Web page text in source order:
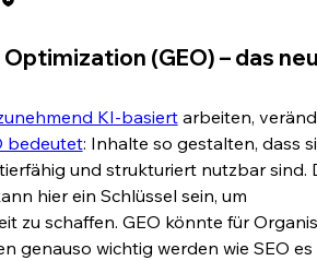
(GEO) – das
KI-basiert arbeiten,
bedeutet: Inhalte so gestalten, dass
hier ein Schlüssel sein, um
zu schaffen. GEO könnte für
genauso wichtig werden wie SEO es